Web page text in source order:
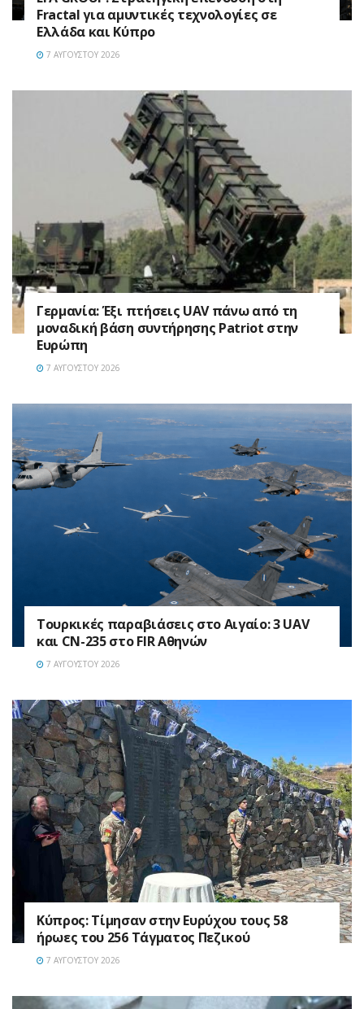
Fractal για αμυντικές τεχνολογίες σε
Ελλάδα και Κύπρο
7 ΑΥΓΟΎΣΤΟΥ 2026
Γερμανία: Έξι πτήσεις UAV πάνω από τη
μοναδική βάση συντήρησης Patriot στην
Ευρώπη
7 ΑΥΓΟΎΣΤΟΥ 2026
Τουρκικές παραβιάσεις στο Αιγαίο: 3 UAV
και CN-235 στο FIR Αθηνών
7 ΑΥΓΟΎΣΤΟΥ 2026
Κύπρος: Τίμησαν στην Ευρύχου τους 58
ήρωες του 256 Τάγματος Πεζικού
7 ΑΥΓΟΎΣΤΟΥ 2026